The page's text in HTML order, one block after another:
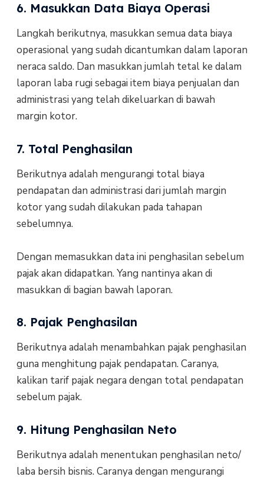
6. Masukkan Data Biaya Operasi
Langkah berikutnya, masukkan semua data biaya
operasional yang sudah dicantumkan dalam laporan
neraca saldo. Dan masukkan jumlah tetal ke dalam
laporan laba rugi sebagai item biaya penjualan dan
administrasi yang telah dikeluarkan di bawah
margin kotor.
7. Total Penghasilan
Berikutnya adalah mengurangi total biaya
pendapatan dan administrasi dari jumlah margin
kotor yang sudah dilakukan pada tahapan
sebelumnya.
Dengan memasukkan data ini penghasilan sebelum
pajak akan didapatkan. Yang nantinya akan di
masukkan di bagian bawah laporan.
8. Pajak Penghasilan
Berikutnya adalah menambahkan pajak penghasilan
guna menghitung pajak pendapatan. Caranya,
kalikan tarif pajak negara dengan total pendapatan
sebelum pajak.
9. Hitung Penghasilan Neto
Berikutnya adalah menentukan penghasilan neto/
laba bersih bisnis. Caranya dengan mengurangi